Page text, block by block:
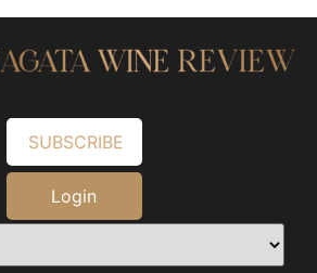
SUBSCRIBE
Login